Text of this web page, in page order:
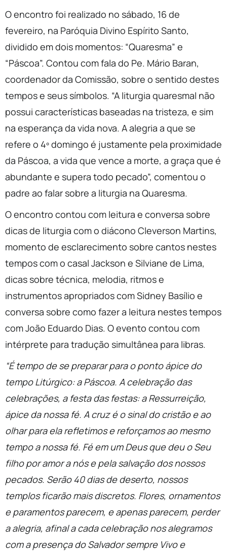
O encontro foi realizado no sábado, 16 de
fevereiro, na Paróquia Divino Espírito Santo,
dividido em dois momentos: “Quaresma” e
“Páscoa”. Contou com fala do Pe. Mário Baran,
coordenador da Comissão, sobre o sentido destes
tempos e seus símbolos. “A liturgia quaresmal não
possui características baseadas na tristeza, e sim
na esperança da vida nova. A alegria a que se
refere o 4º domingo é justamente pela proximidade
da Páscoa, a vida que vence a morte, a graça que é
abundante e supera todo pecado”, comentou o
padre ao falar sobre a liturgia na Quaresma.
O encontro contou com leitura e conversa sobre
dicas de liturgia com o diácono Cleverson Martins,
momento de esclarecimento sobre cantos nestes
tempos com o casal Jackson e Silviane de Lima,
dicas sobre técnica, melodia, ritmos e
instrumentos apropriados com Sidney Basílio e
conversa sobre como fazer a leitura nestes tempos
com João Eduardo Dias. O evento contou com
intérprete para tradução simultânea para libras.
“É tempo de se preparar para o ponto ápice do
tempo Litúrgico: a Páscoa. A celebração das
celebrações, a festa das festas: a Ressurreição,
ápice da nossa fé. A cruz é o sinal do cristão e ao
olhar para ela refletimos e reforçamos ao mesmo
tempo a nossa fé. Fé em um Deus que deu o Seu
filho por amor a nós e pela salvação dos nossos
pecados. Serão 40 dias de deserto, nossos
templos ficarão mais discretos. Flores, ornamentos
e paramentos parecem, e apenas parecem, perder
a alegria, afinal a cada celebração nos alegramos
com a presença do Salvador sempre Vivo e